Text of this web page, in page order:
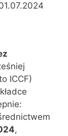
ICCF)
,